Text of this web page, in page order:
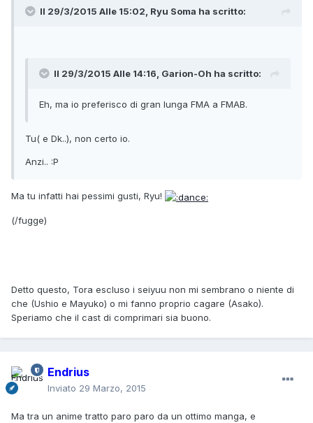
Il 29/3/2015 Alle 15:02, Ryu Soma ha scritto:
Il 29/3/2015 Alle 14:16, Garion-Oh ha scritto:
Eh, ma io preferisco di gran lunga FMA a FMAB.
Tu( e Dk..), non certo io.
Anzi.. :P
Ma tu infatti hai pessimi gusti, Ryu!
(/fugge)
Detto questo, Tora escluso i seiyuu non mi sembrano o niente di
che (Ushio e Mayuko) o mi fanno proprio cagare (Asako).
Speriamo che il cast di comprimari sia buono.
Endrius
Inviato 29 Marzo, 2015
Ma tra un anime tratto paro paro da un ottimo manga, e